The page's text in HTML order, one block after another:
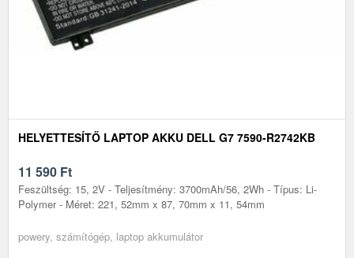
HELYETTESÍTŐ LAPTOP AKKU DELL G7 7590-R2742KB
11 590 Ft
Feszültség: 15, 2V - Teljesítmény: 3700mAh/56, 2Wh - Típus: Li-
Polymer - Méret: 221, 52mm x 87, 70mm x 11, 54mm
powery, számítógép, laptop akkumulátor